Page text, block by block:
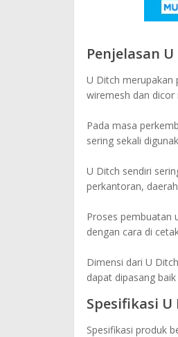
Penjelasan
U Ditch merupakan
wiremesh dan
Pada masa
sering sekali
U Ditch sendiri
perkantoran,
Proses pembuatan
dengan cara di
Dimensi dari U
dapat dipasang
Spesifikasi
Spesifikasi produk